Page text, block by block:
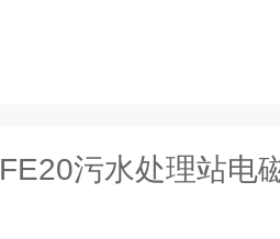
FE20污水处理站电磁流